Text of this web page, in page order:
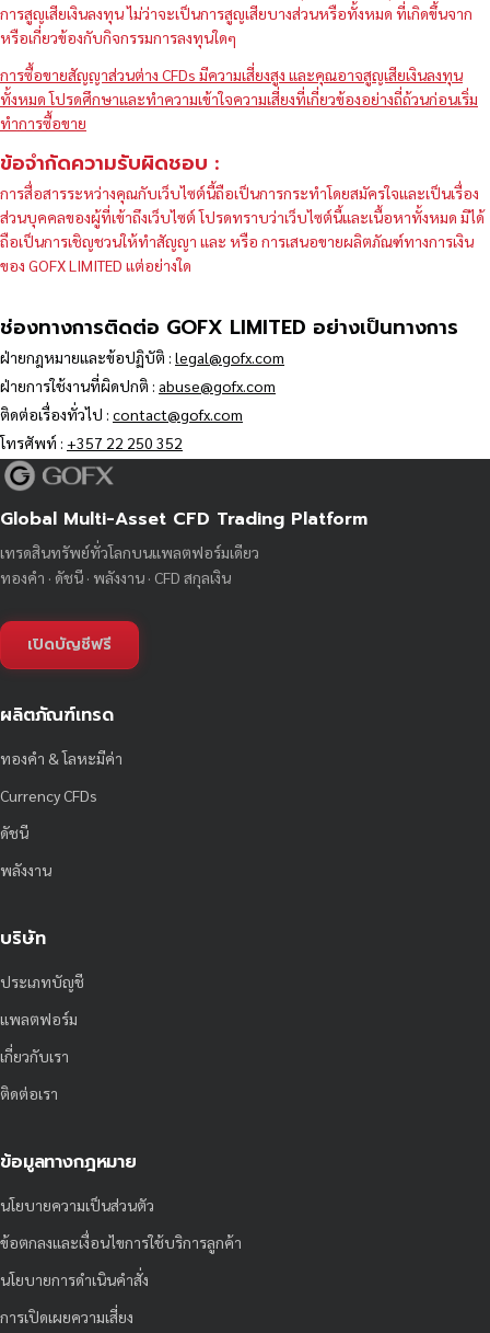
การสูญเสียเงินลงทุน ไม่ว่าจะเป็นการสูญเสียบางส่วนหรือทั้งหมด ที่เกิดขึ้นจาก
หรือเกี่ยวข้องกับกิจกรรมการลงทุนใดๆ
การซื้อขายสัญญาส่วนต่าง CFDs มีความเสี่ยงสูง และคุณอาจสูญเสียเงินลงทุน
ทั้งหมด โปรดศึกษาและทำความเข้าใจความเสี่ยงที่เกี่ยวข้องอย่างถี่ถ้วนก่อนเริ่ม
ทำการซื้อขาย
ข้อจำกัดความรับผิดชอบ :
การสื่อสารระหว่างคุณกับเว็บไซต์นี้ถือเป็นการกระทำโดยสมัครใจและเป็นเรื่อง
ส่วนบุคคลของผู้ที่เข้าถึงเว็บไซต์ โปรดทราบว่าเว็บไซต์นี้และเนื้อหาทั้งหมด มิได้
ถือเป็นการเชิญชวนให้ทำสัญญา และ หรือ การเสนอขายผลิตภัณฑ์ทางการเงิน
ของ GOFX LIMITED แต่อย่างใด
ช่องทางการติดต่อ GOFX LIMITED อย่างเป็นทางการ
ฝ่ายกฎหมายและข้อปฏิบัติ : legal@gofx.com
ฝ่ายการใช้งานที่ผิดปกติ : abuse@gofx.com
ติดต่อเรื่องทั่วไป : contact@gofx.com
โทรศัพท์ : +357 22 250 352
Global Multi-Asset CFD Trading Platform
เทรดสินทรัพย์ทั่วโลกบนแพลตฟอร์มเดียว
ทองคำ · ดัชนี · พลังงาน · CFD สกุลเงิน
เปิดบัญชีฟรี
ผลิตภัณฑ์เทรด
ทองคำ & โลหะมีค่า
Currency CFDs
ดัชนี
พลังงาน
บริษัท
ประเภทบัญชี
แพลตฟอร์ม
เกี่ยวกับเรา
ติดต่อเรา
ข้อมูลทางกฎหมาย
นโยบายความเป็นส่วนตัว
ข้อตกลงและเงื่อนไขการใช้บริการลูกค้า
นโยบายการดำเนินคำสั่ง
การเปิดเผยความเสี่ยง